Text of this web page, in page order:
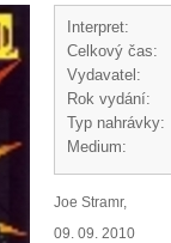
Interpret:
Celkový čas:
Vydavatel:
Rok vydání:
Typ nahrávky:
Medium:
Joe Stramr,
09. 09. 2010